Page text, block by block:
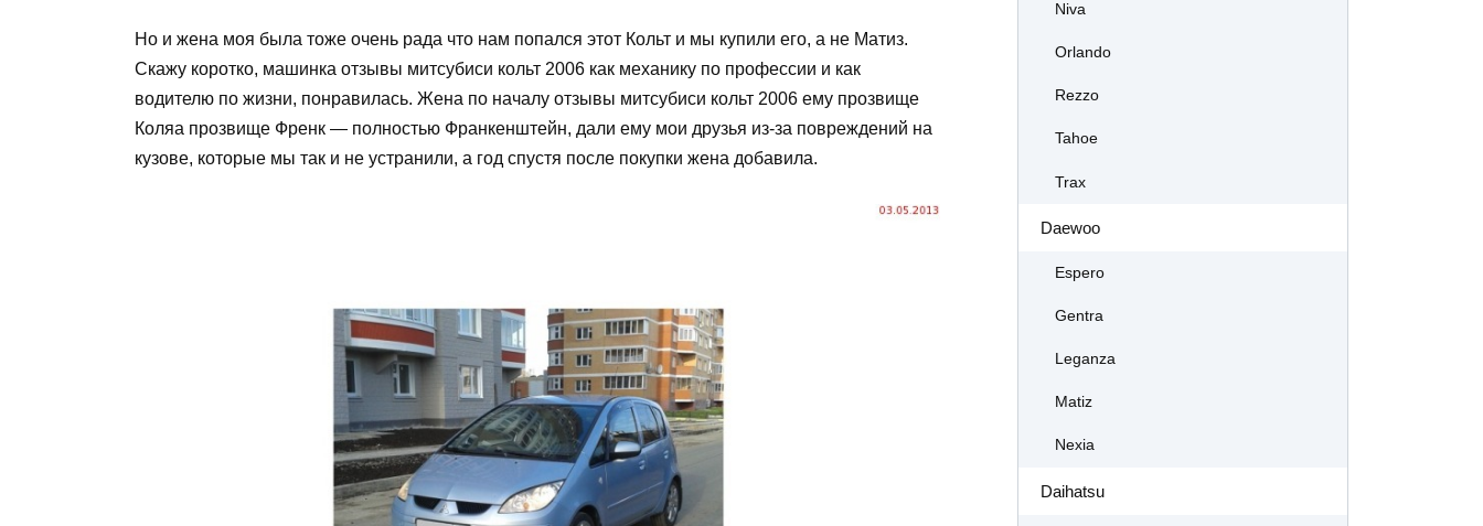
Но и жена моя была тоже очень рада что нам попался этот Кольт и мы купили его, а не Матиз.
Скажу коротко, машинка отзывы митсубиси кольт 2006 как механику по профессии и как
водителю по жизни, понравилась. Жена по началу отзывы митсубиси кольт 2006 ему прозвище
Коляа прозвище Френк — полностью Франкенштейн, дали ему мои друзья из-за повреждений на
кузове, которые мы так и не устранили, а год спустя после покупки жена добавила.
Niva
Orlando
Rezzo
Tahoe
Trax
Daewoo
Espero
Gentra
Leganza
Matiz
Nexia
Daihatsu